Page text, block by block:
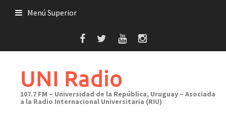
Menú Superior
UNI Radio
107.7 FM – Universidad de la República, Uruguay – Asociada
a la Radio Internacional Universitaria (RIU)